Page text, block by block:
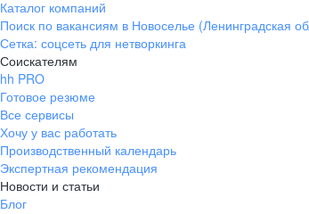
Каталог компаний
Поиск по вакансиям в Новоселье (Ленинградская
Сетка: соцсеть для нетворкинга
Соискателям
hh PRO
Готовое резюме
Все сервисы
Хочу у вас работать
Производственный календарь
Экспертная рекомендация
Новости и статьи
Блог